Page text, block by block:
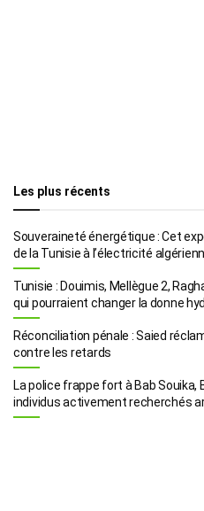
Les plus récents
Souveraineté énergétique : Cet
de la Tunisie à l’électricité
Tunisie : Douimis, Mellègue 2,
qui pourraient changer la donne
Réconciliation pénale : Saied
contre les retards
La police frappe fort à Bab Souika,
individus activement recherchés